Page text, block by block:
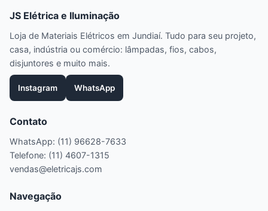
JS Elétrica e Iluminação
Loja de Materiais Elétricos em Jundiaí. Tudo para seu projeto,
casa, indústria ou comércio: lâmpadas, fios, cabos,
disjuntores e muito mais.
Instagram WhatsApp
Contato
WhatsApp: (11) 96628-7633
Telefone: (11) 4607-1315
vendas@eletricajs.com
Navegação